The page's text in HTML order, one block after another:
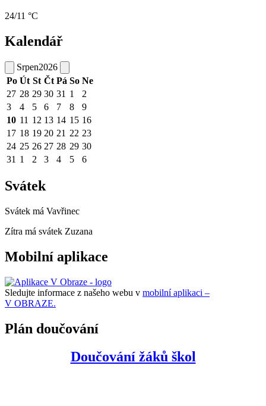
24/11 °C
Kalendář
Srpen2026
Po Út St Čt Pá So Ne
27 28 29 30 31 1
2
3
4 5 6 7 8
9
10 11 12 13 14 15 16
17 18 19 20 21 22 23
24 25 26 27 28 29 30
31 1 2 3 4 5 6
Svátek
Svátek má Vavřinec
Zítra má svátek Zuzana
Mobilní aplikace
Sledujte informace z našeho webu v mobilní aplikaci –
V OBRAZE.
Plán doučování
Doučování žáků škol